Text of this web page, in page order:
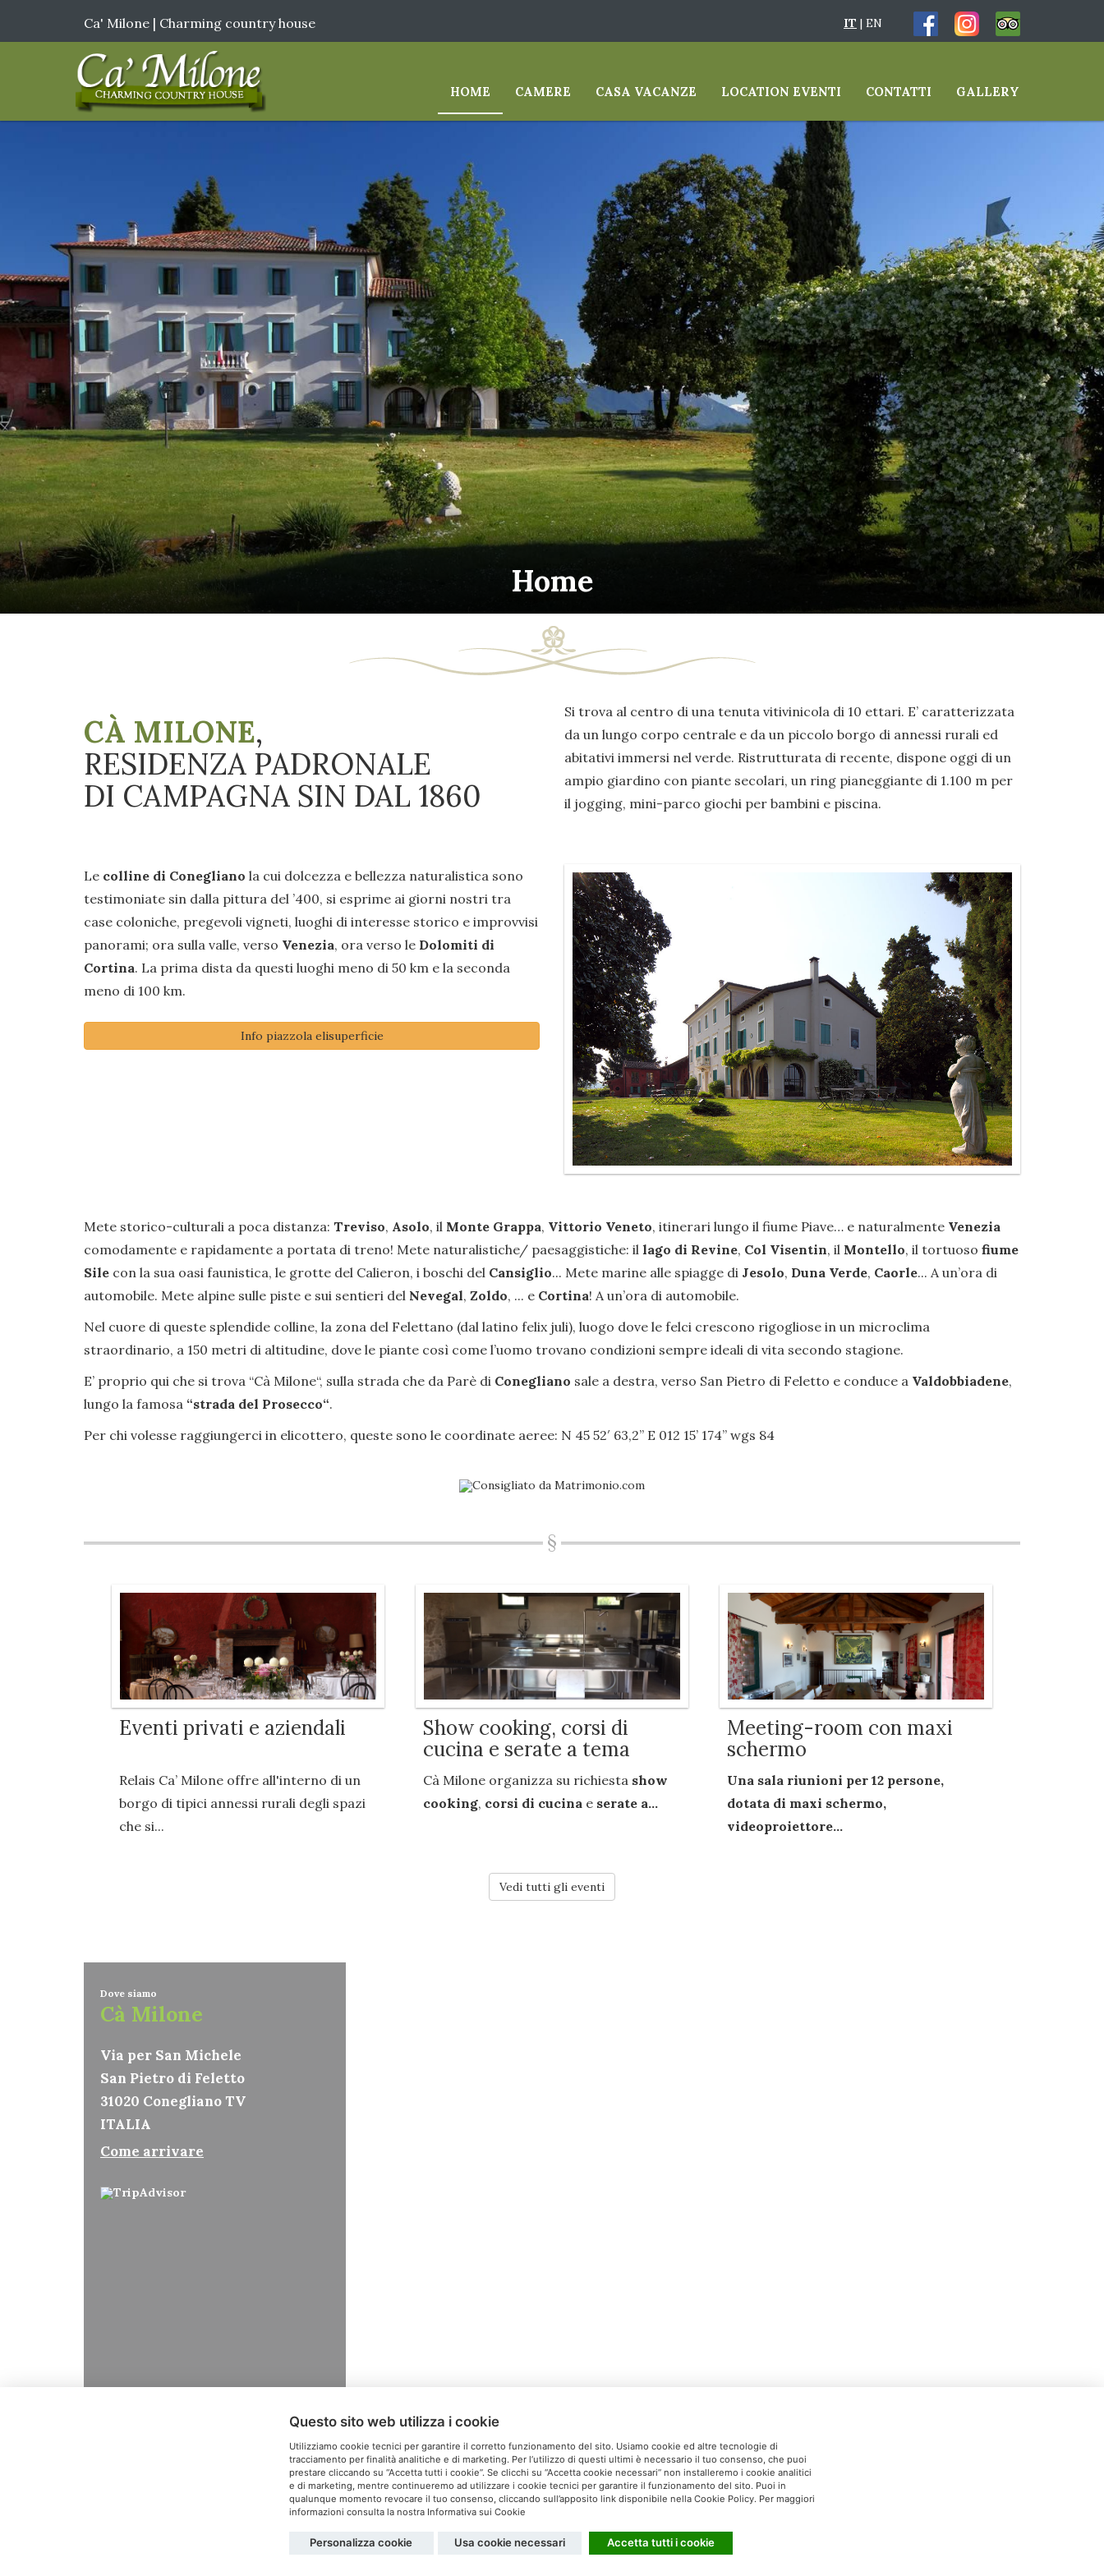
Ca' Milone | Charming country house IT | EN
HOME CAMERE CASA VACANZE LOCATION EVENTI CONTATTI GALLERY
Home
CÀ MILONE,
RESIDENZA PADRONALE
DI CAMPAGNA SIN DAL 1860
Si trova al centro di una tenuta vitivinicola di 10 ettari. E’ caratterizzata
da un lungo corpo centrale e da un piccolo borgo di annessi rurali ed
abitativi immersi nel verde. Ristrutturata di recente, dispone oggi di un
ampio giardino con piante secolari, un ring pianeggiante di 1.100 m per
il jogging, mini-parco giochi per bambini e piscina.
Le colline di Conegliano la cui dolcezza e bellezza naturalistica sono
testimoniate sin dalla pittura del ’400, si esprime ai giorni nostri tra
case coloniche, pregevoli vigneti, luoghi di interesse storico e improvvisi
panorami; ora sulla valle, verso Venezia, ora verso le Dolomiti di
Cortina. La prima dista da questi luoghi meno di 50 km e la seconda
meno di 100 km.
Info piazzola elisuperficie
Mete storico-culturali a poca distanza: Treviso, Asolo, il Monte Grappa, Vittorio Veneto, itinerari lungo il fiume Piave… e naturalmente Venezia
comodamente e rapidamente a portata di treno! Mete naturalistiche/ paesaggistiche: il lago di Revine, Col Visentin, il Montello, il tortuoso fiume
Sile con la sua oasi faunistica, le grotte del Calieron, i boschi del Cansiglio... Mete marine alle spiagge di Jesolo, Duna Verde, Caorle... A un’ora di
automobile. Mete alpine sulle piste e sui sentieri del Nevegal, Zoldo, ... e Cortina! A un’ora di automobile.
Nel cuore di queste splendide colline, la zona del Felettano (dal latino felix juli), luogo dove le felci crescono rigogliose in un microclima
straordinario, a 150 metri di altitudine, dove le piante così come l’uomo trovano condizioni sempre ideali di vita secondo stagione.
E’ proprio qui che si trova “Cà Milone“, sulla strada che da Parè di Conegliano sale a destra, verso San Pietro di Feletto e conduce a Valdobbiadene,
lungo la famosa “strada del Prosecco“.
Per chi volesse raggiungerci in elicottero, queste sono le coordinate aeree: N 45 52′ 63,2” E 012 15’ 174’’ wgs 84
Eventi privati e aziendali
Relais Ca’ Milone offre all'interno di un
borgo di tipici annessi rurali degli spazi
che si...
Show cooking, corsi di
cucina e serate a tema
Cà Milone organizza su richiesta show
cooking, corsi di cucina e serate a...
Meeting-room con maxi
schermo
Una sala riunioni per 12 persone,
dotata di maxi schermo,
videoproiettore...
Vedi tutti gli eventi
Dove siamo
Cà Milone
Via per San Michele
San Pietro di Feletto
31020 Conegliano TV
ITALIA
Come arrivare
Relais Ca’Milone
Via San Michele, 60 S. Pietro di Feletto (TV)
Tel. 0438 60037 - Cell. 340 5179608 -info@camilone.com
Privacy
Questo sito web utilizza i cookie
Utilizziamo cookie tecnici per garantire il corretto funzionamento del sito. Usiamo cookie ed altre tecnologie di
tracciamento per finalità analitiche e di marketing. Per l’utilizzo di questi ultimi è necessario il tuo consenso, che puoi
prestare cliccando su “Accetta tutti i cookie”. Se clicchi su “Accetta cookie necessari” non installeremo i cookie analitici
e di marketing, mentre continueremo ad utilizzare i cookie tecnici per garantire il funzionamento del sito. Puoi in
qualunque momento revocare il tuo consenso, cliccando sull’apposito link disponibile nella Cookie Policy. Per maggiori
informazioni consulta la nostra Informativa sui Cookie
Usa cookie necessari
Personalizza cookie Accetta tutti i cookie